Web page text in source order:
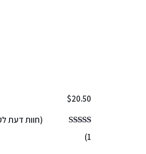
$20.50
(חוות דעת
1
)